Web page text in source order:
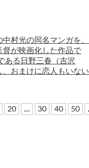
村光の同名マンガを、
督が映画化した作品で
ある日野三春（吉沢
おまけに恋人もいない
20 ... 30 40 50